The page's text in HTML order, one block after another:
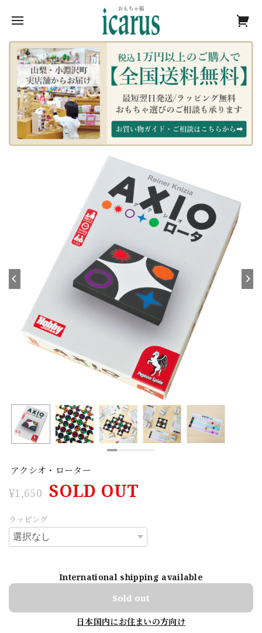
アクシオ・ローター
¥1,650 SOLD OUT
ラッピング
International shipping available
Sold out
日本国内にお住まいの方向け